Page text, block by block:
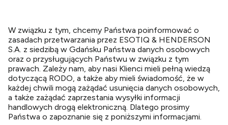
W związku z tym, chcemy Państwa poinformować o
zasadach przetwarzania przez ESOTIQ & HENDERSON
S.A. z siedzibą w Gdańsku Państwa danych osobowych
oraz o przysługujących Państwu w związku z tym
prawach. Zależy nam, aby nasi Klienci mieli pełną wiedzą
dotyczącą RODO, a także aby mieli świadomość, że w
każdej chwili mogą zażądać usunięcia danych osobowych,
a także zażądać zaprzestania wysyłki informacji
handlowych drogą elektroniczną. Dlatego prosimy
Państwa o zapoznanie się z poniższymi informacjami.